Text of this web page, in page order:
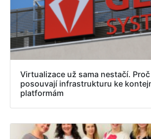
Virtualizace už sama nestačí.
posouvají infrastrukturu ke
platformám